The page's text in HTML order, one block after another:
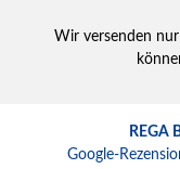
Wir versenden
REGA
Google-